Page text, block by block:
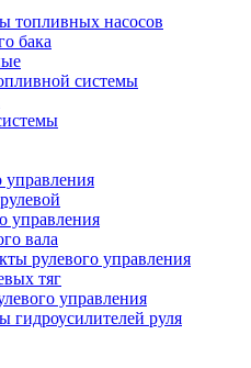
топливных насосов
бака
системы
управления
управления
вала
рулевого управления
тяг
управления
гидроусилителей руля